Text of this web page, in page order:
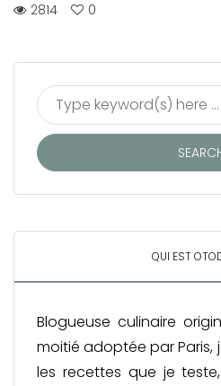
2814 0
QUI EST
Blogueuse culinaire
moitié adoptée par Paris,
les recettes que je